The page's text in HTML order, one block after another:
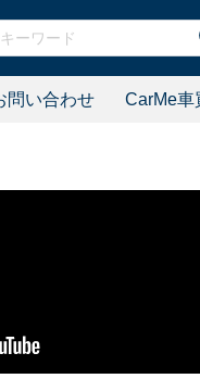
問い合わせ CarMe車